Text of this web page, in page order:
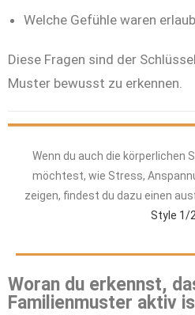
Welche Gefühle waren
Diese Fragen sind der
Muster bewusst zu erkennen.
Wenn du auch die körperlichen
möchtest, wie Stress,
zeigen, findest du dazu einen
Style 1/
Woran du erkennst,
Familienmuster aktiv